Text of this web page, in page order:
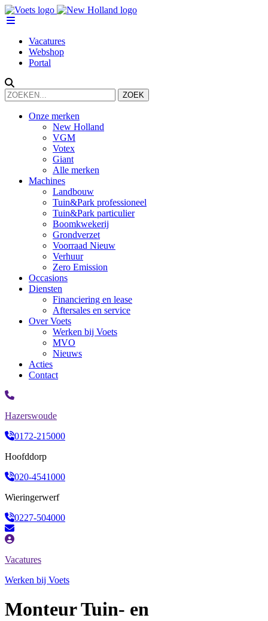
Vacatures
Webshop
Portal
Onze merken
New Holland
VGM
Votex
Giant
Alle merken
Machines
Landbouw
Tuin&Park professioneel
Tuin&Park particulier
Boomkwekerij
Grondverzet
Voorraad Nieuw
Verhuur
Zero Emission
Occasions
Diensten
Financiering en lease
Aftersales en service
Over Voets
Werken bij Voets
MVO
Nieuws
Acties
Contact
Hazerswoude
0172-215000
Hoofddorp
020-4541000
Wieringerwerf
0227-504000
Vacatures
Werken bij Voets
Monteur Tuin- en